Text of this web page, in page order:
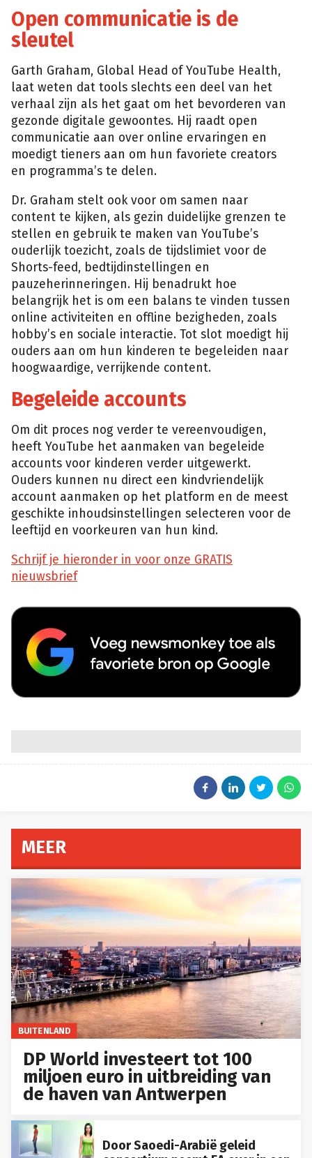
Open communicatie is de
sleutel
Garth Graham, Global Head of YouTube Health,
laat weten dat tools slechts een deel van het
verhaal zijn als het gaat om het bevorderen van
gezonde digitale gewoontes. Hij raadt open
communicatie aan over online ervaringen en
moedigt tieners aan om hun favoriete creators
en programma’s te delen.
Dr. Graham stelt ook voor om samen naar
content te kijken, als gezin duidelijke grenzen te
stellen en gebruik te maken van YouTube’s
ouderlijk toezicht, zoals de tijdslimiet voor de
Shorts-feed, bedtijdinstellingen en
pauzeherinneringen. Hij benadrukt hoe
belangrijk het is om een balans te vinden tussen
online activiteiten en offline bezigheden, zoals
hobby’s en sociale interactie. Tot slot moedigt hij
ouders aan om hun kinderen te begeleiden naar
hoogwaardige, verrijkende content.
Begeleide accounts
Om dit proces nog verder te vereenvoudigen,
heeft YouTube het aanmaken van begeleide
accounts voor kinderen verder uitgewerkt.
Ouders kunnen nu direct een kindvriendelijk
account aanmaken op het platform en de meest
geschikte inhoudsinstellingen selecteren voor de
leeftijd en voorkeuren van hun kind.
Schrijf je hieronder in voor onze GRATIS
nieuwsbrief
MEER
BUITENLAND
DP World investeert tot 100
miljoen euro in uitbreiding van
de haven van Antwerpen
Door Saoedi-Arabië geleid